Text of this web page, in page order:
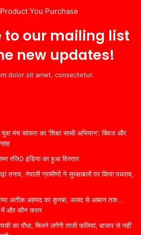
You Purchase
to our mailing list
new updates!
dolor sit amet, consectetur.
मंच सांकरा का ‘शिक्षा साथी अभियान’: क्विज और
रजि0 इंडिया का हुआ विस्तार
तनाव, नेपाली ग्रामीणों ने सुरक्षाबलों पर किया पथराव,
अतीक अहमद का कुनबा, असद से आबान तक…
में और कौन फरार
का पौधा, मिलने लगेंगी ताजी फलियां, बाजार से नहीं